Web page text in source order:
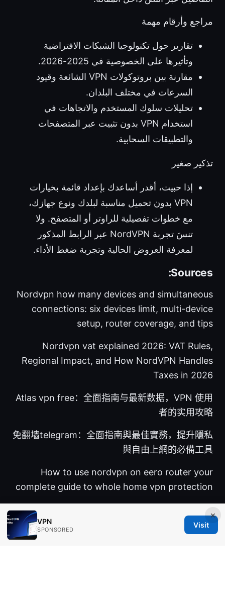
مراجع وأرقام مهمة
تقارير حول تكنولوجيا الشبكات الافتراضية
وتأثيرها على الخصوصية في 2025-2026.
مقارنة بين بروتوكولات VPN الشائعة وقيود
السرعات في مختلف البلدان.
تحليلات سلوك المستخدم والاتجاهات في
استخدام VPN بدون تثبيت عبر المتصفحات
والتطبيقات السحابية.
تذكير صغير
إذا حبيت، أقدر أساعدك بإعداد قائمة بخيارات
VPN بدون تحميل مناسبة لبلدك ونوع جهازك،
مع خطوات تفصيلية للراوتر أو المتصفح. ولا
تنسَ تجربة NordVPN عبر الرابط المذكور
لمعرفة العروض الحالية وتجربة ضغط الأداء.
Sources:
Nordvpn how many devices and simultaneous
connections: six devices limit, multi-device
setup, router coverage, and tips
Nordvpn vat explained 2026: VAT Rules,
Regional Impact, and How NordVPN Handles
Taxes in 2026
Atlas vpn free：全面指南与最新数据，VPN 使用
者的实用攻略
免翻墙telegram：全面指南與最佳實務，提升隱私
與自由上網的必備工具
How to use nordvpn on eero router your
complete guide to whole home vpn protection
×
VPN
SPONSORED
Visit